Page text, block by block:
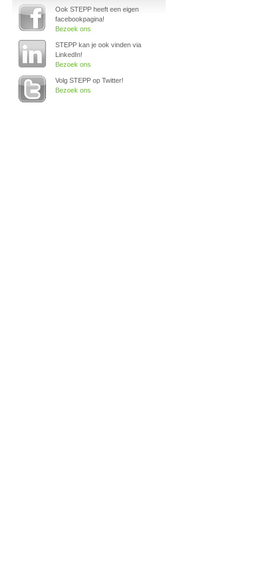
Ook STEPP heeft een eigen
facebookpagina!
Bezoek ons
STEPP kan je ook vinden via
LinkedIn!
Bezoek ons
Volg STEPP op Twitter!
Bezoek ons